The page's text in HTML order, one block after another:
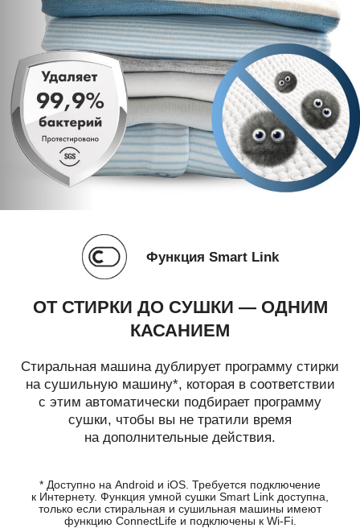
Функция Smart Link
ОТ СТИРКИ ДО СУШКИ — ОДНИМ
КАСАНИЕМ
Стиральная машина дублирует программу стирки
на сушильную машину*, которая в соответствии
с этим автоматически подбирает программу
сушки, чтобы вы не тратили время
на дополнительные действия.
* Доступно на Android и iOS. Требуется подключение
к Интернету. Функция умной сушки Smart Link доступна,
только если стиральная и сушильная машины имеют
функцию ConnectLife и подключены к Wi-Fi.